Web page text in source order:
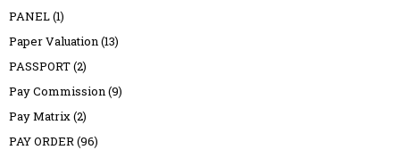
PANEL(1)
Paper Valuation(13)
PASSPORT(2)
Pay Commission(9)
Pay Matrix(2)
PAY ORDER(96)